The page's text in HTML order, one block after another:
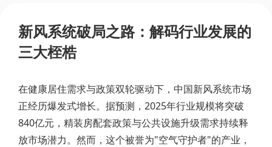
新风系统破局之路：解码行业发展的
三大桎梏
在健康居住需求与政策双轮驱动下，中国新风系统市场
正经历爆发式增长。据预测，2025年行业规模将突破
840亿元，精装房配套政策与公共设施升级需求持续释
放市场潜力。然而，这个被誉为"空气守护者"的产业，